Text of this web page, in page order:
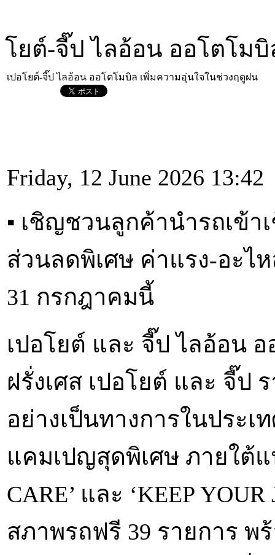
โยต์-จี๊ป ไลอ้อน ออโตโม
เปอโยต์-จี๊ป ไลอ้อน ออโตโมบิล เพิ่มความอุ่นใจในช่วงฤดูฝน
Friday, 12 June 2026 13:42
▪︎ เชิญชวนลูกค้านำรถเข้า
ส่วนลดพิเศษ ค่าแรง-อะไ
31 กรกฎาคมนี้
เปอโยต์ และ จี๊ป ไลอ้อน
ฝรั่งเศส เปอโยต์ และ จี๊ป
อย่างเป็นทางการในประ
แคมเปญสุดพิเศษ ภายใต้แ
CARE’ และ ‘KEEP
สภาพรถฟรี 39 รายการ พ